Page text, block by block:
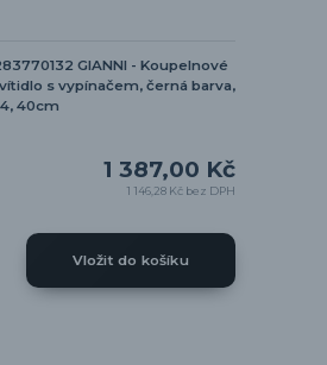
GIANNI - Koupelnové
s vypínačem, černá barva,
40cm
1 387,00 Kč
1 146,28 Kč bez DPH
Vložit do košíku